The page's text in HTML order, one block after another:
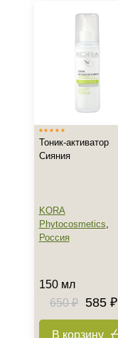
Тоник-активатор
Сияния
KORA
Phytocosmetics,
Россия
150 мл
650 ₽ 585 ₽
В корзину